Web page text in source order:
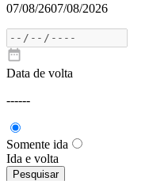
07/08/2607/08/2026
Data de volta
------
Somente ida
Ida e volta
Pesquisar